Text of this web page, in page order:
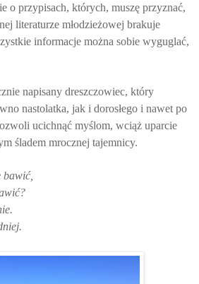
o przypisach, których, muszę przyznać,
literaturze młodzieżowej brakuje
informacje można sobie wyguglać,
napisany dreszczowiec, który
nastolatka, jak i dorosłego i nawet po
ucichnąć myślom, wciąż uparcie
śladem mrocznej tajemnicy.
bawić,